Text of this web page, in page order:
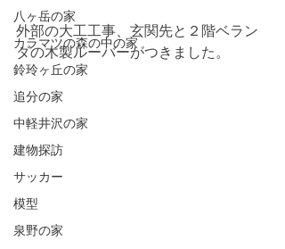
八ヶ岳の家
カラマツの森の中の家
鈴玲ヶ丘の家
追分の家
中軽井沢の家
建物探訪
サッカー
模型
泉野の家
外部の大工工事、玄関先と２階ベラン
ダの木製ルーバーがつきました。